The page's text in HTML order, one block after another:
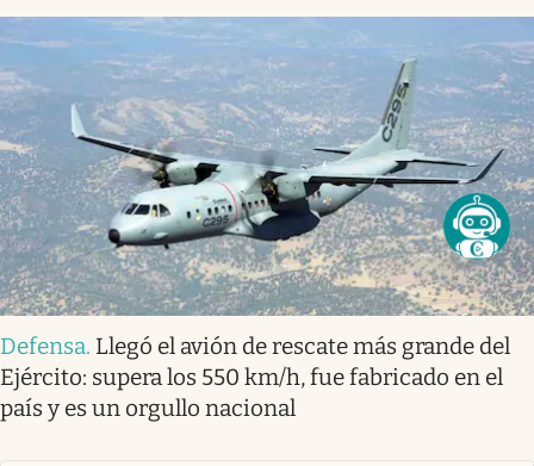
Defensa. Llegó el avión de rescate más grande del
Ejército: supera los 550 km/h, fue fabricado en el
país y es un orgullo nacional